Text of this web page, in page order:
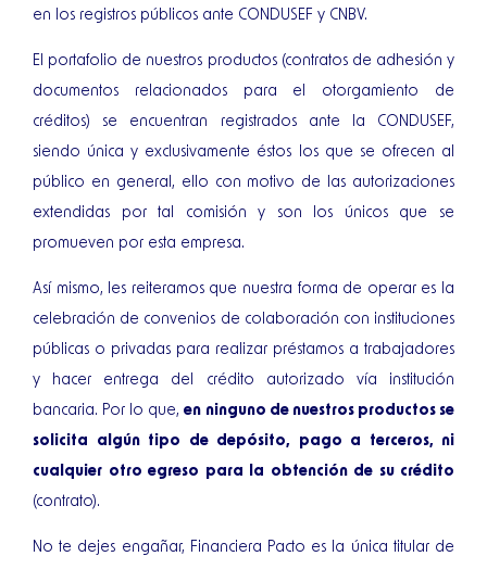
en los registros públicos ante CONDUSEF y CNBV.
El portafolio de nuestros productos (contratos de adhesión y
documentos relacionados para el otorgamiento de
créditos) se encuentran registrados ante la CONDUSEF,
siendo única y exclusivamente éstos los que se ofrecen al
público en general, ello con motivo de las autorizaciones
extendidas por tal comisión y son los únicos que se
promueven por esta empresa.
Así mismo, les reiteramos que nuestra forma de operar es la
celebración de convenios de colaboración con instituciones
públicas o privadas para realizar préstamos a trabajadores
y hacer entrega del crédito autorizado vía institución
bancaria. Por lo que,en ninguno de nuestros productos se
solicita algún tipo de depósito, pago a terceros, ni
cualquier otro egreso para la obtención de su crédito
(contrato).
No te dejes engañar, Financiera Pacto es la única titular de